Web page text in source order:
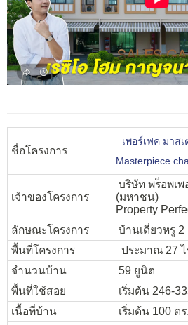
ชื่อโครงการ
เพอร์เฟค มาส
Masterpiece
เจ้าของโครงการ
บริษัท พร็อพเพ
(มหาชน)
Property
ลักษณะโครงการ
บ้านเดี่ยวหรู
พื้นที่โครงการ
ประมาณ 27 ไ
จำนวนบ้าน
59 ยูนิต
พื้นที่ใช้สอย
เริ่มต้น 246-
เนื้อที่บ้าน
เริ่มต้น 100 ต